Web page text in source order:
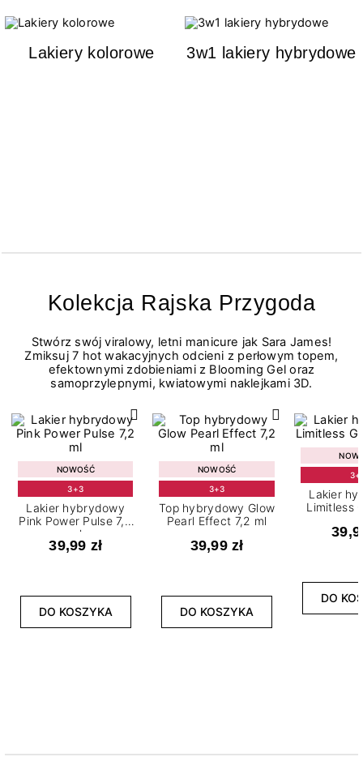
Lakiery kolorowe 3w1 lakiery hybrydowe
Kolekcja Rajska Przygoda
Stwórz swój viralowy, letni manicure jak Sara James!
Zmiksuj 7 hot wakacyjnych odcieni z perłowym topem,
efektownymi zdobieniami z Blooming Gel oraz
samoprzylepnymi, kwiatowymi naklejkami 3D.
NOWOŚĆ
3+3
Lakier hybrydowy
Pink Power Pulse 7,2
ml
39,99 zł
DO KOSZYKA
NOWOŚĆ
3+3
Top hybrydowy Glow
Pearl Effect 7,2 ml
39,99 zł
DO KOSZYKA
Lakier
Limitless
DO